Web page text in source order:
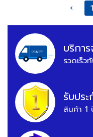
‹ 1
บริกา
รวดเร็ว
รับปร
สินค้า 1